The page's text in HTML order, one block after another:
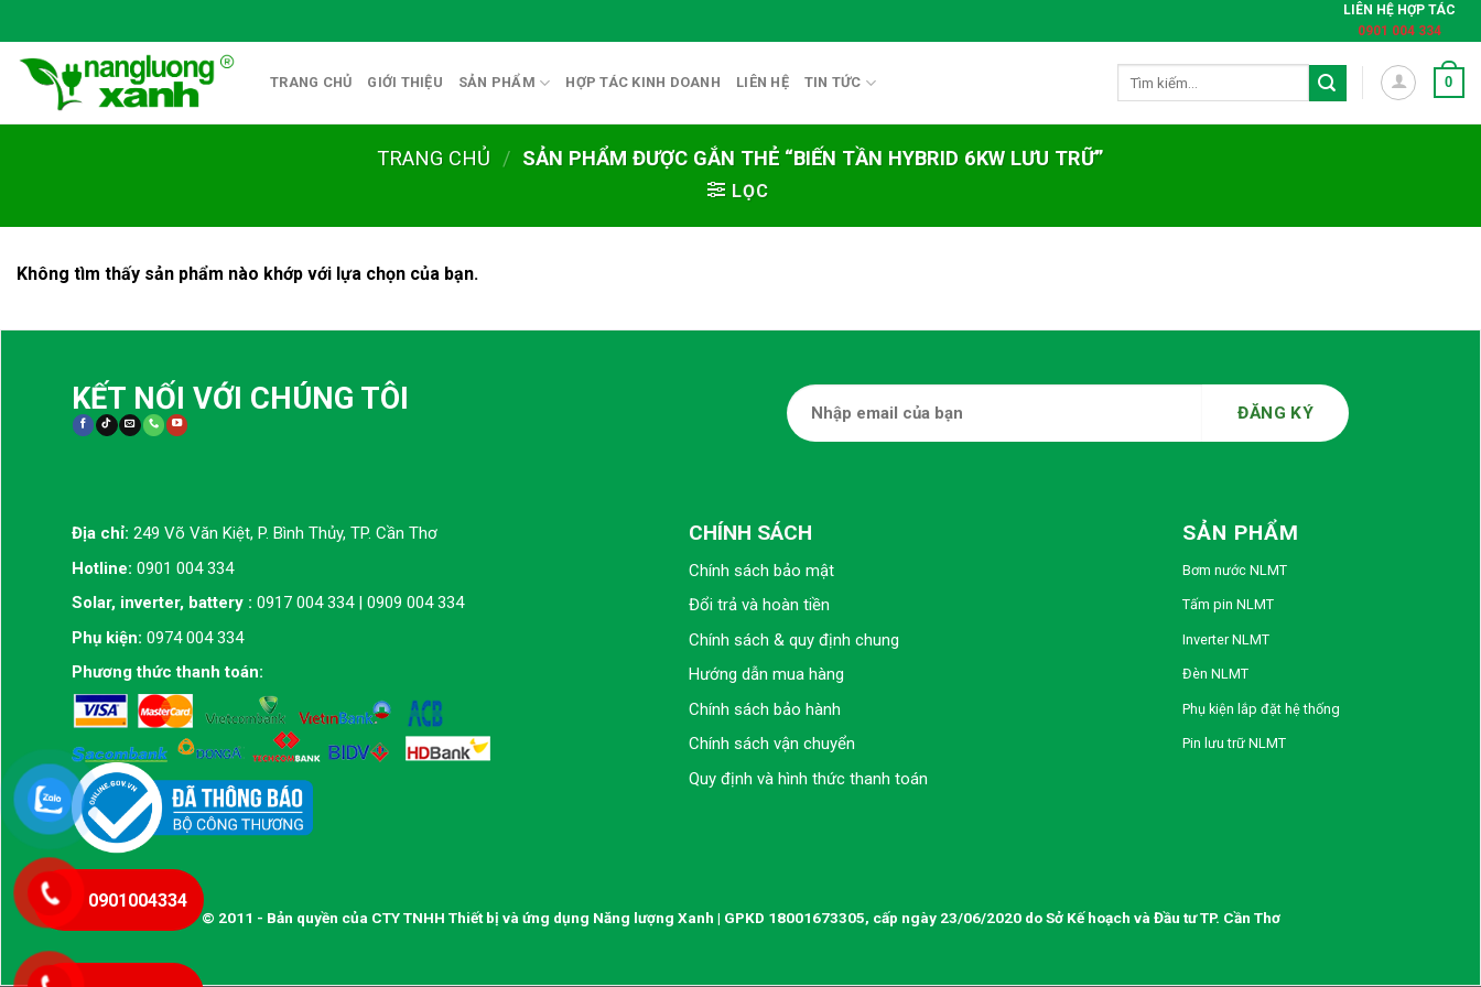
to
content
LIÊN HỆ HỢP TÁC
0901 004 334
TRANG CHỦ GIỚI THIỆU SẢN PHẨM HỢP TÁC KINH DOANH LIÊN HỆ TIN TỨC 0
TRANG CHỦ / SẢN PHẨM ĐƯỢC GẮN THẺ “BIẾN TẦN HYBRID 6KW LƯU TRỮ”
LỌC
Không tìm thấy sản phẩm nào khớp với lựa chọn của bạn.
KẾT NỐI VỚI CHÚNG TÔI
Địa chỉ: 249 Võ Văn Kiệt, P. Bình Thủy, TP. Cần Thơ
Hotline: 0901 004 334
Solar, inverter, battery : 0917 004 334 | 0909 004 334
Phụ kiện: 0974 004 334
Phương thức thanh toán:
CHÍNH SÁCH
Chính sách bảo mật
Đổi trả và hoàn tiền
Chính sách & quy định chung
Hướng dẫn mua hàng
Chính sách bảo hành
Chính sách vận chuyển
Quy định và hình thức thanh toán
SẢN PHẨM
Bơm nước NLMT
Tấm pin NLMT
Inverter NLMT
Đèn NLMT
Phụ kiện lắp đặt hệ thống
Pin lưu trữ NLMT
© 2011 - Bản quyền của CTY TNHH Thiết bị và ứng dụng Năng lượng Xanh | GPKD 18001673305, cấp ngày 23/06/2020 do Sở Kế hoạch và Đầu tư TP. Cần Thơ
0901004334